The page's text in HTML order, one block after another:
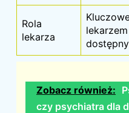
Rola
lekarza
Zobacz również:
czy psychiatra dla